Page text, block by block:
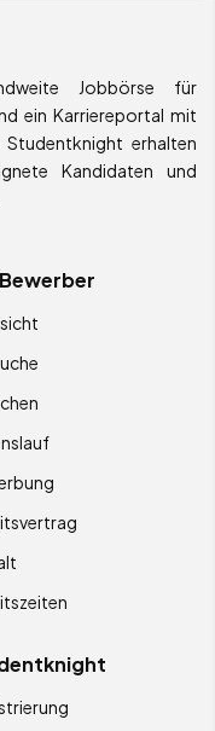
Jobbörse für
ein Karriereportal mit
erhalten
Kandidaten und